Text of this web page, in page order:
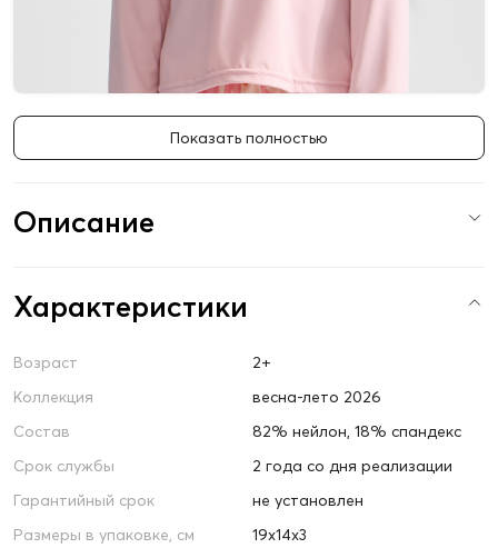
Показать полностью
Описание
Характеристики
Возраст
2+
Коллекция
весна-лето 2026
Состав
82% нейлон, 18% спандекс
Срок службы
2 года со дня реализации
Гарантийный срок
не установлен
Размеры в упаковке, см
19х14х3